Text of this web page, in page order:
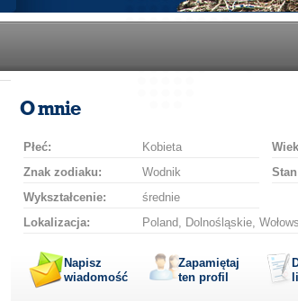
O mnie
Płeć: Kobieta
Znak zodiaku:
Wodnik
Wykształcenie:
średnie
Lokalizacja:
Poland, Dolnośląskie,
Napisz
wiadomość
Zapamiętaj
ten profil